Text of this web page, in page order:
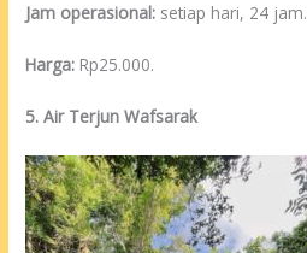
Jam operasional: setiap hari, 24 jam.
Harga: Rp25.000.
5. Air Terjun Wafsarak